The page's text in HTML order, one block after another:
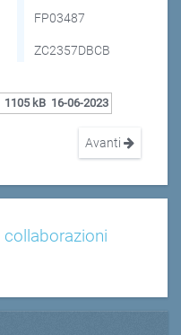
FP03487
ZC2357DBCB
1105 kB 16-06-2023
Avanti
collaborazioni